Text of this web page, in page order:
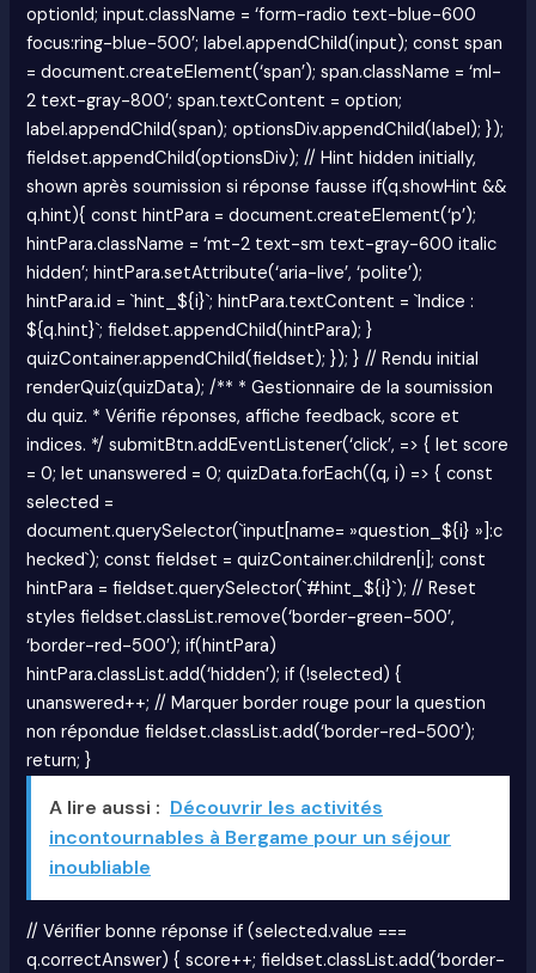
optionId; input.className = ‘form-radio text-blue-600
focus:ring-blue-500’; label.appendChild(input); const span
= document.createElement(‘span’); span.className = ‘ml-
2 text-gray-800’; span.textContent = option;
label.appendChild(span); optionsDiv.appendChild(label); });
fieldset.appendChild(optionsDiv); // Hint hidden initially,
shown après soumission si réponse fausse if(q.showHint &&
q.hint){ const hintPara = document.createElement(‘p’);
hintPara.className = ‘mt-2 text-sm text-gray-600 italic
hidden’; hintPara.setAttribute(‘aria-live’, ‘polite’);
hintPara.id = `hint_${i}`; hintPara.textContent = `Indice :
${q.hint}`; fieldset.appendChild(hintPara); }
quizContainer.appendChild(fieldset); }); } // Rendu initial
renderQuiz(quizData); /** * Gestionnaire de la soumission
du quiz. * Vérifie réponses, affiche feedback, score et
indices. */ submitBtn.addEventListener(‘click’, => { let score
= 0; let unanswered = 0; quizData.forEach((q, i) => { const
selected =
document.querySelector(`input[name= »question_${i} »]:c
hecked`); const fieldset = quizContainer.children[i]; const
hintPara = fieldset.querySelector(`#hint_${i}`); // Reset
styles fieldset.classList.remove(‘border-green-500’,
‘border-red-500’); if(hintPara)
hintPara.classList.add(‘hidden’); if (!selected) {
unanswered++; // Marquer border rouge pour la question
non répondue fieldset.classList.add(‘border-red-500’);
return; }
A lire aussi : Découvrir les activités
incontournables à Bergame pour un séjour
inoubliable
// Vérifier bonne réponse if (selected.value ===
q.correctAnswer) { score++; fieldset.classList.add(‘border-